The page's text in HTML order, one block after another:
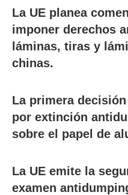
La UE planea
imponer derechos
láminas, tiras y
chinas.
La primera
por extinción
sobre el papel de
La UE emite la
examen